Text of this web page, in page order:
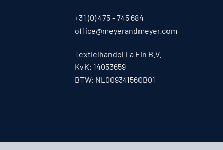
+31 (0) 475 - 745 684
office@meyerandmeyer.com
Textielhandel La Fin B.V.
KvK: 14053659
BTW: NL009341560B01